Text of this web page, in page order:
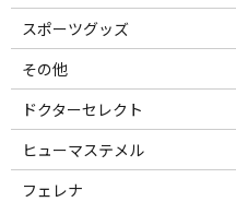
スポーツグッズ
その他
ドクターセレクト
ヒューマステメル
フェレナ